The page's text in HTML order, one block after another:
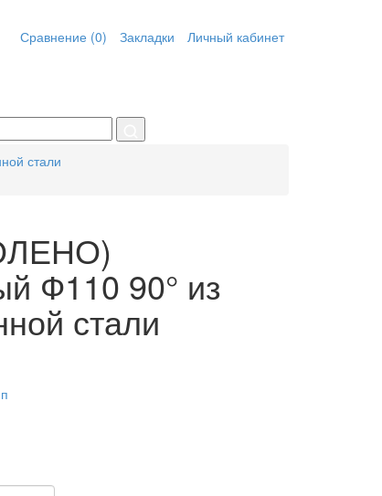
Сравнение (0)
Закладки
Личный кабинет
стали
Ф110 90° из
стали